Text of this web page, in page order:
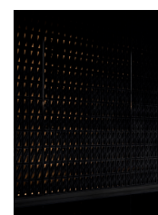
头条资讯
业 界
机 构
人 物
地 产
快速搜索